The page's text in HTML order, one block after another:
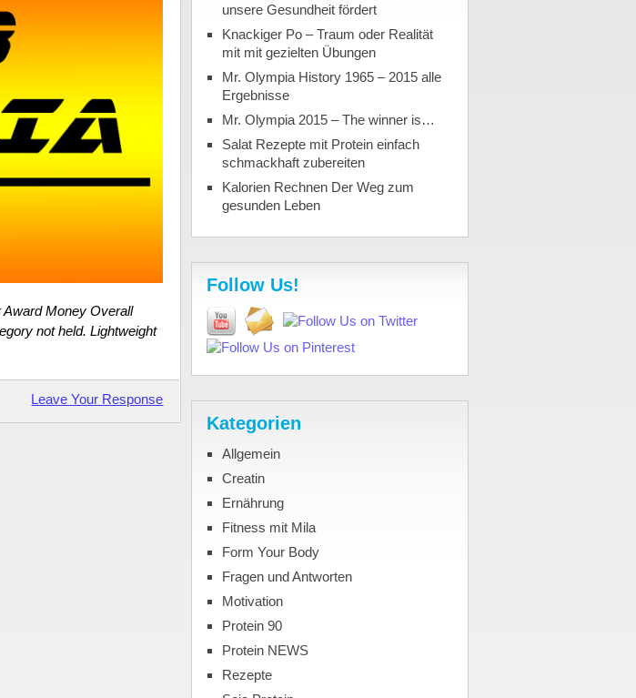
Money Overall
not held. Lightweight
Leave Your Response
unsere Gesundheit fördert
Knackiger Po – Traum oder Realität
mit mit gezielten Übungen
Mr. Olympia History 1965 – 2015 alle
Ergebnisse
Mr. Olympia 2015 – The winner is…
Salat Rezepte mit Protein einfach
schmackhaft zubereiten
Kalorien Rechnen Der Weg zum
gesunden Leben
Follow Us!
Kategorien
Allgemein
Creatin
Ernährung
Fitness mit Mila
Form Your Body
Fragen und Antworten
Motivation
Protein 90
Protein NEWS
Rezepte